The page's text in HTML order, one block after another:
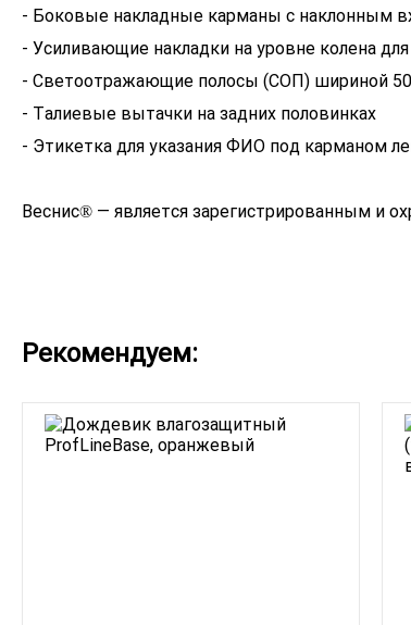
- Боковые накладные карманы с наклонным
- Усиливающие накладки на уровне колена
- Светоотражающие полосы (СОП) шириной
- Талиевые вытачки на задних половинках
- Этикетка для указания ФИО под карманом
Веснис® — является зарегистрированным и
Рекомендуем: